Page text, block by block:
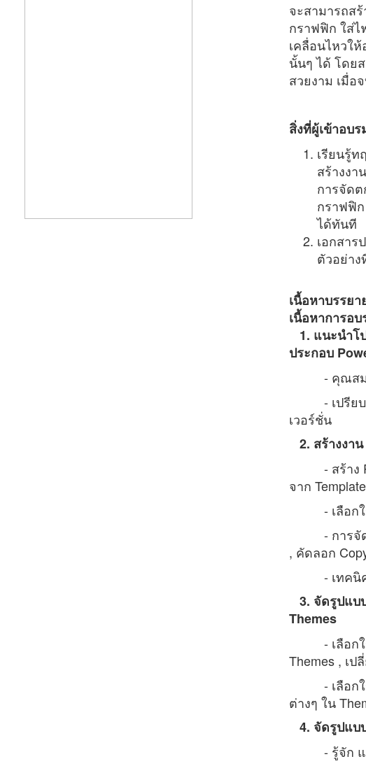
จะสามารถส
กราฟฟิก ใส่
เคลื่อนไหวใ
นั้นๆ ได้ โดย
สวยงาม เมื่อ
สิ่งที่ผู้เข้าอบ
เรียนรู้ท
สร้างงา
การจัดต
กราฟฟิ
ได้ทันที
เอกสาร
ตัวอย่า
เนื้อหาบรรยา
เนื้อหาการอบ
1. แนะนำโ
ประกอบ
- คุณสมบัติ
- เปรียบเ
เวอร์ชั่น
2. สร้างงา
- สร้าง
จาก Template
- เลือกใช้
- การจัดก
, คัดลอก
- เทคนิคก
3. จัดรูปแบ
Themes
- เลือกใช้
Themes , เ
- เลือกใช้
ต่างๆ ใน
4. จัดรูปแบ
- รู้จัก และ